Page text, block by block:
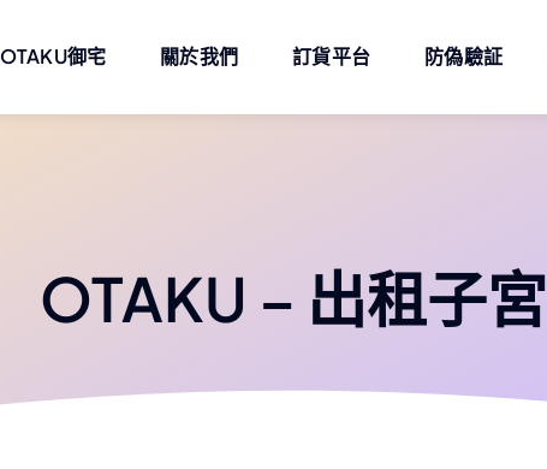
OTAKU御宅 關於我們 訂貨平台 防偽驗証
OTAKU – 出租子宮